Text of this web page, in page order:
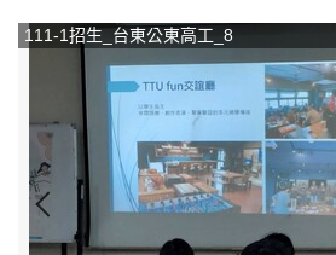
111-1招生_台東公東高工_8